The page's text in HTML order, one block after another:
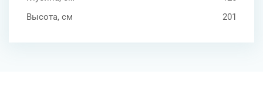
Высота, см
201